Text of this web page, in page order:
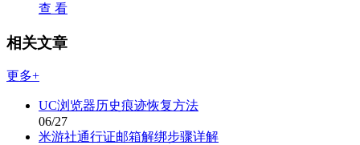
查 看
相关文章
更多+
UC浏览器历史痕迹恢复方法
06/27
米游社通行证邮箱解绑步骤详解